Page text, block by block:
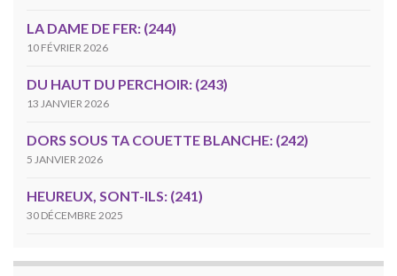
LA DAME DE FER: (244)
10 FÉVRIER 2026
DU HAUT DU PERCHOIR: (243)
13 JANVIER 2026
DORS SOUS TA COUETTE BLANCHE: (242)
5 JANVIER 2026
HEUREUX, SONT-ILS: (241)
30 DÉCEMBRE 2025